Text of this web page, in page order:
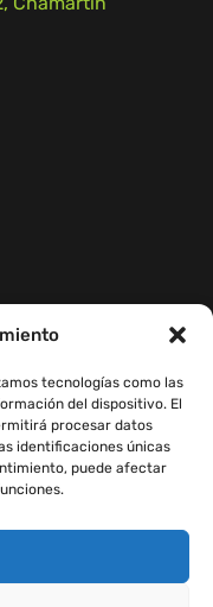
tecnologías como las
del dispositivo. El
procesar datos
identificaciones únicas
puede afectar
Pozuelo de Alarcón